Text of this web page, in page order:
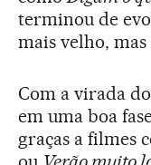
terminou de
mais velho,
Com a virada
em uma boa
graças a filmes